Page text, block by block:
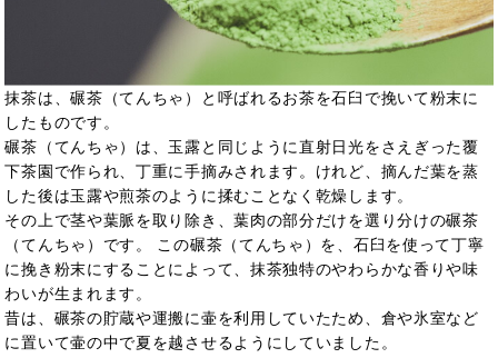
抹茶は、碾茶（てんちゃ）と呼ばれるお茶を石臼で挽いて粉末に
したものです。
碾茶（てんちゃ）は、玉露と同じように直射日光をさえぎった覆
下茶園で作られ、丁重に手摘みされます。けれど、摘んだ葉を蒸
した後は玉露や煎茶のように揉むことなく乾燥します。
その上で茎や葉脈を取り除き、葉肉の部分だけを選り分けの碾茶
（てんちゃ）です。 この碾茶（てんちゃ）を、石臼を使って丁寧
に挽き粉末にすることによって、抹茶独特のやわらかな香りや味
わいが生まれます。
昔は、碾茶の貯蔵や運搬に壷を利用していたため、倉や氷室など
に置いて壷の中で夏を越させるようにしていました。